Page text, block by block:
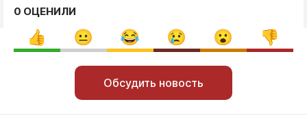
0 ОЦЕНИЛИ
Обсудить новость